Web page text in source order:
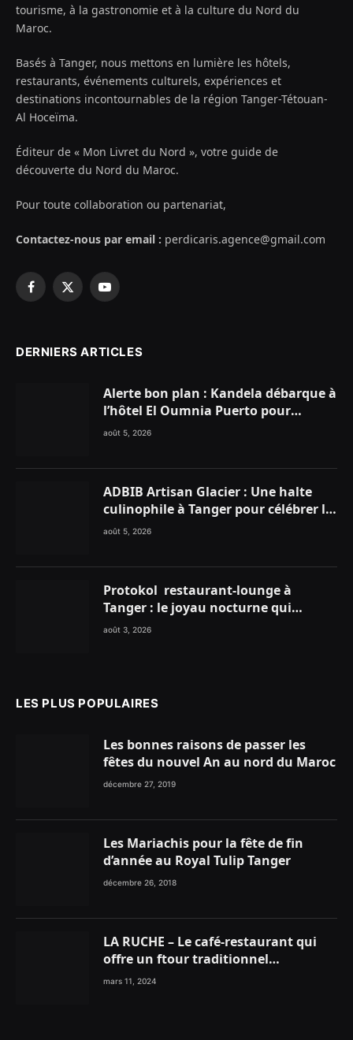
tourisme, à la gastronomie et à la culture du Nord du
Maroc.
Basés à Tanger, nous mettons en lumière les hôtels,
restaurants, événements culturels, expériences et
destinations incontournables de la région Tanger-Tétouan-
Al Hoceïma.
Éditeur de « Mon Livret du Nord », votre guide de
découverte du Nord du Maroc.
Pour toute collaboration ou partenariat,
Contactez-nous par email : perdicaris.agence@gmail.com
Facebook
X
YouTube
DERNIERS ARTICLES
Alerte bon plan : Kandela débarque à
l’hôtel El Oumnia Puerto pour
enflammer le Chiringuito Malibu
août 5, 2026
ADBIB Artisan Glacier : Une halte
culinophile à Tanger pour célébrer la
glace traditionnelle aux matières
août 5, 2026
Protokol restaurant-lounge à
Tanger : le joyau nocturne qui
réinvente vos soirées
août 3, 2026
LES PLUS POPULAIRES
Les bonnes raisons de passer les
fêtes du nouvel An au nord du Maroc
décembre 27, 2019
Les Mariachis pour la fête de fin
d’année au Royal Tulip Tanger
décembre 26, 2018
LA RUCHE – Le café-restaurant qui
offre un ftour traditionnel
gourmand
mars 11, 2024